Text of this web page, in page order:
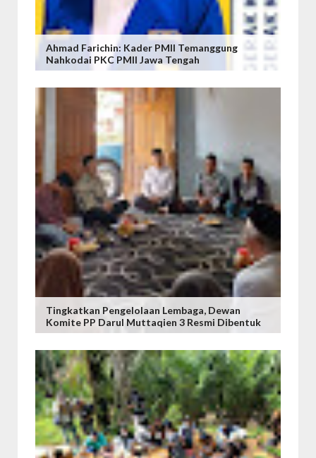
Ahmad Farichin: Kader PMII Temanggung
Nahkodai PKC PMII Jawa Tengah
Tingkatkan Pengelolaan Lembaga, Dewan
Komite PP Darul Muttaqien 3 Resmi Dibentuk